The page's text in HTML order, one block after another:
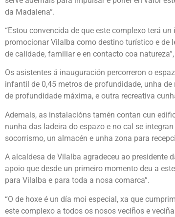
da Madalena”.
“Estou convencida de que este complexo terá
promocionar Vilalba como destino turístico e de
de calidade, familiar e en contacto coa
Os asistentes á inauguración percorreron o
infantil de 0,45 metros de profundidade, unha
de profundidade máxima, e outra recreativa
Ademais, as instalacións tamén contan cun
nunha das ladeira do espazo e no cal se
socorrismo, un almacén e unha zona para
A alcaldesa de Vilalba agradeceu ao presidente
apoio que desde un primeiro momento deu a
para Vilalba e para toda a nosa comarca”.
“O de hoxe é un día moi especial, xa que
este complexo a todos os nosos veciños e